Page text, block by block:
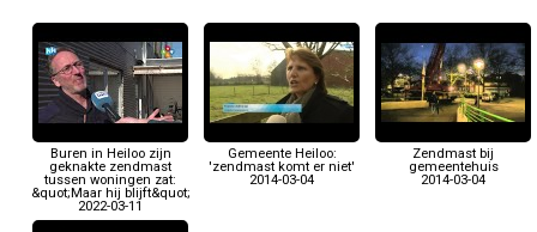
Buren in Heiloo zijn
geknakte zendmast
tussen woningen zat:
&quot;Maar hij blijft&quot;
2022-03-11
Gemeente Heiloo:
'zendmast komt er niet'
2014-03-04
Zendmast bij
gemeentehuis
2014-03-04